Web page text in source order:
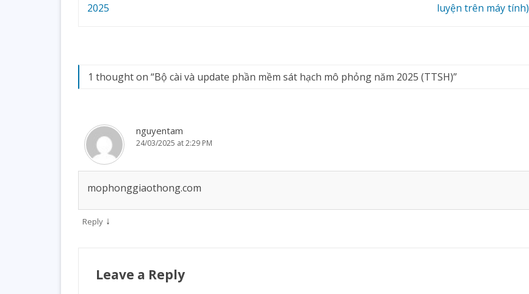
navigation
2025
luyện trên máy tính)
1 thought on “Bộ cài và update phần mềm sát hạch mô phỏng năm 2025 (TTSH)”
nguyentam
24/03/2025 at 2:29 PM
mophonggiaothong.com
Reply ↓
Leave a Reply